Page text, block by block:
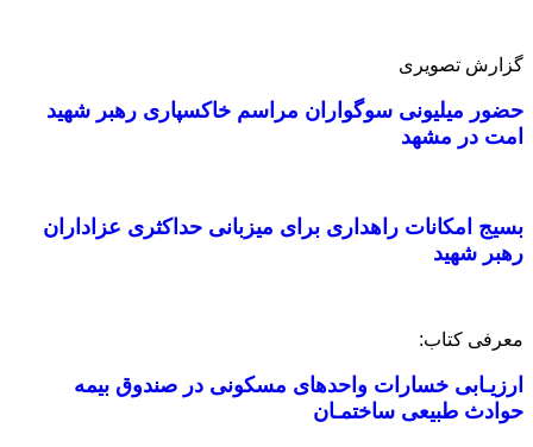
گزارش تصویری
حضور میلیونی سوگواران مراسم خاکسپاری رهبر شهید
امت در مشهد
بسیج امکانات راهداری برای میزبانی حداکثری عزاداران
رهبر شهید
معرفی کتاب:
ارزیـابی خسارات واحدهای مسکونی در صندوق بیمه
حوادث طبیعی ساختمـان